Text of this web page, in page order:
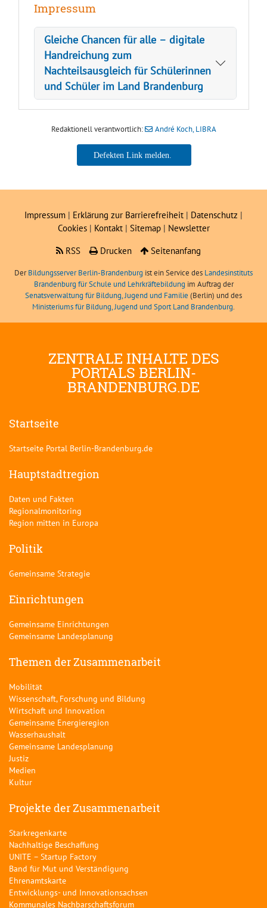
Impressum
Gleiche Chancen für alle – digitale
Handreichung zum
Nachteilsausgleich für Schülerinnen
und Schüler im Land Brandenburg
Redaktionell verantwortlich: André Koch, LIBRA
André Koch, LIBRA
Impressum | Erklärung zur Barrierefreiheit | Datenschutz |
Cookies| Kontakt | Sitemap| Newsletter
RSS
Drucken Seitenanfang
DerBildungsserver Berlin-Brandenburg ist ein Service des Landesinstituts
Brandenburg für Schule und Lehrkräftebildung im Auftrag der
Senatsverwaltung für Bildung, Jugend und Familie (Berlin) und des
Ministeriums für Bildung, Jugend und Sport Land Brandenburg.
ZENTRALE INHALTE DES
PORTALS BERLIN-
BRANDENBURG.DE
Startseite
Startseite Portal Berlin-Brandenburg.de
Hauptstadtregion
Daten und Fakten
Regionalmonitoring
Region mitten in Europa
Politik
Gemeinsame Strategie
Einrichtungen
Gemeinsame Einrichtungen
Gemeinsame Landesplanung
Themen der Zusammenarbeit
Mobilität
Wissenschaft, Forschung und Bildung
Wirtschaft und Innovation
Gemeinsame Energieregion
Wasserhaushalt
Gemeinsame Landesplanung
Justiz
Medien
Kultur
Projekte der Zusammenarbeit
Starkregenkarte
Nachhaltige Beschaffung
UNITE – Startup Factory
Band für Mut und Verständigung
Ehrenamtskarte
Entwicklungs- und Innovationsachsen
Kommunales Nachbarschaftsforum